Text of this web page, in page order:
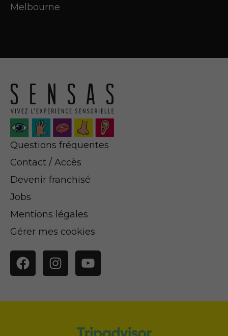
Melbourne
Questions fréquentes
Contact / Accès
Devenir franchisé
Jobs
Mentions légales
Gérer mes cookies
FacebookInstagramYouTube